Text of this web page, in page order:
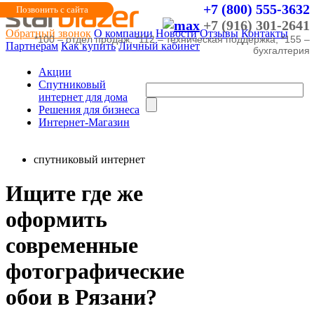
+7 (800) 555-3632
+7 (916) 301-2641
Позвонить с сайта
*100 – отдел продаж, *112 – техническая поддержка, *155 –
бухгалтерия
Обратный звонок О компании Новости Отзывы Контакты
Партнерам Как купить Личный кабинет
Акции
Cпутниковый
интернет для дома
Решения для бизнеса
Интернет-Магазин
спутниковый интернет
Ищите где же
оформить
современные
фотографические
обои в Рязани?